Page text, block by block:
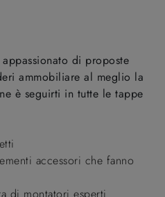
di proposte
ammobiliare al meglio la
è seguirti in tutte le tappe
accessori che fanno